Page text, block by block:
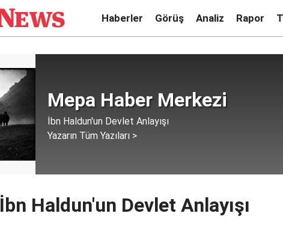
Haberler Görüş Analiz Rapor
Mepa Haber Merkezi
İbn Haldun'un Devlet Anlayışı
Yazarın Tüm Yazıları >
İbn Haldun'un Devlet Anlayışı